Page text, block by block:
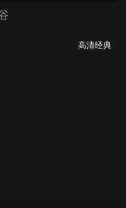
高清经典